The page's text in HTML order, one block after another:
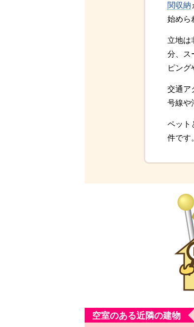
関収納
始めら
立地は
分、ス
ピング
交通ア
号線や
ペット
件です
空室のある近隣の建物